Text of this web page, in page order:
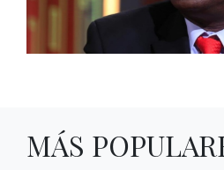
MÁS